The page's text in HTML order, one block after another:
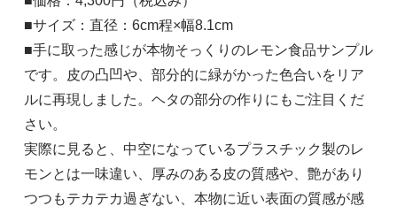
■サイズ：直径：6cm程×幅8.1cm
■手に取った感じが本物そっくりのレモン食品サンプル
です。皮の凸凹や、部分的に緑がかった色合いをリア
ルに再現しました。ヘタの部分の作りにもご注目くだ
さい。
実際に見ると、中空になっているプラスチック製のレ
モンとは一味違い、厚みのある皮の質感や、艶があり
つつもテカテカ過ぎない、本物に近い表面の質感が感